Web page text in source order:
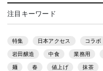
注目キーワード
特集 日本アクセス コラボ
岩田醸造 中食 業務用
麺 春 値上げ 抹茶